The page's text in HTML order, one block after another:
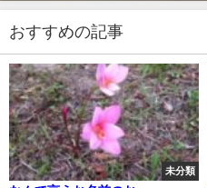
おすすめの記事
未分類